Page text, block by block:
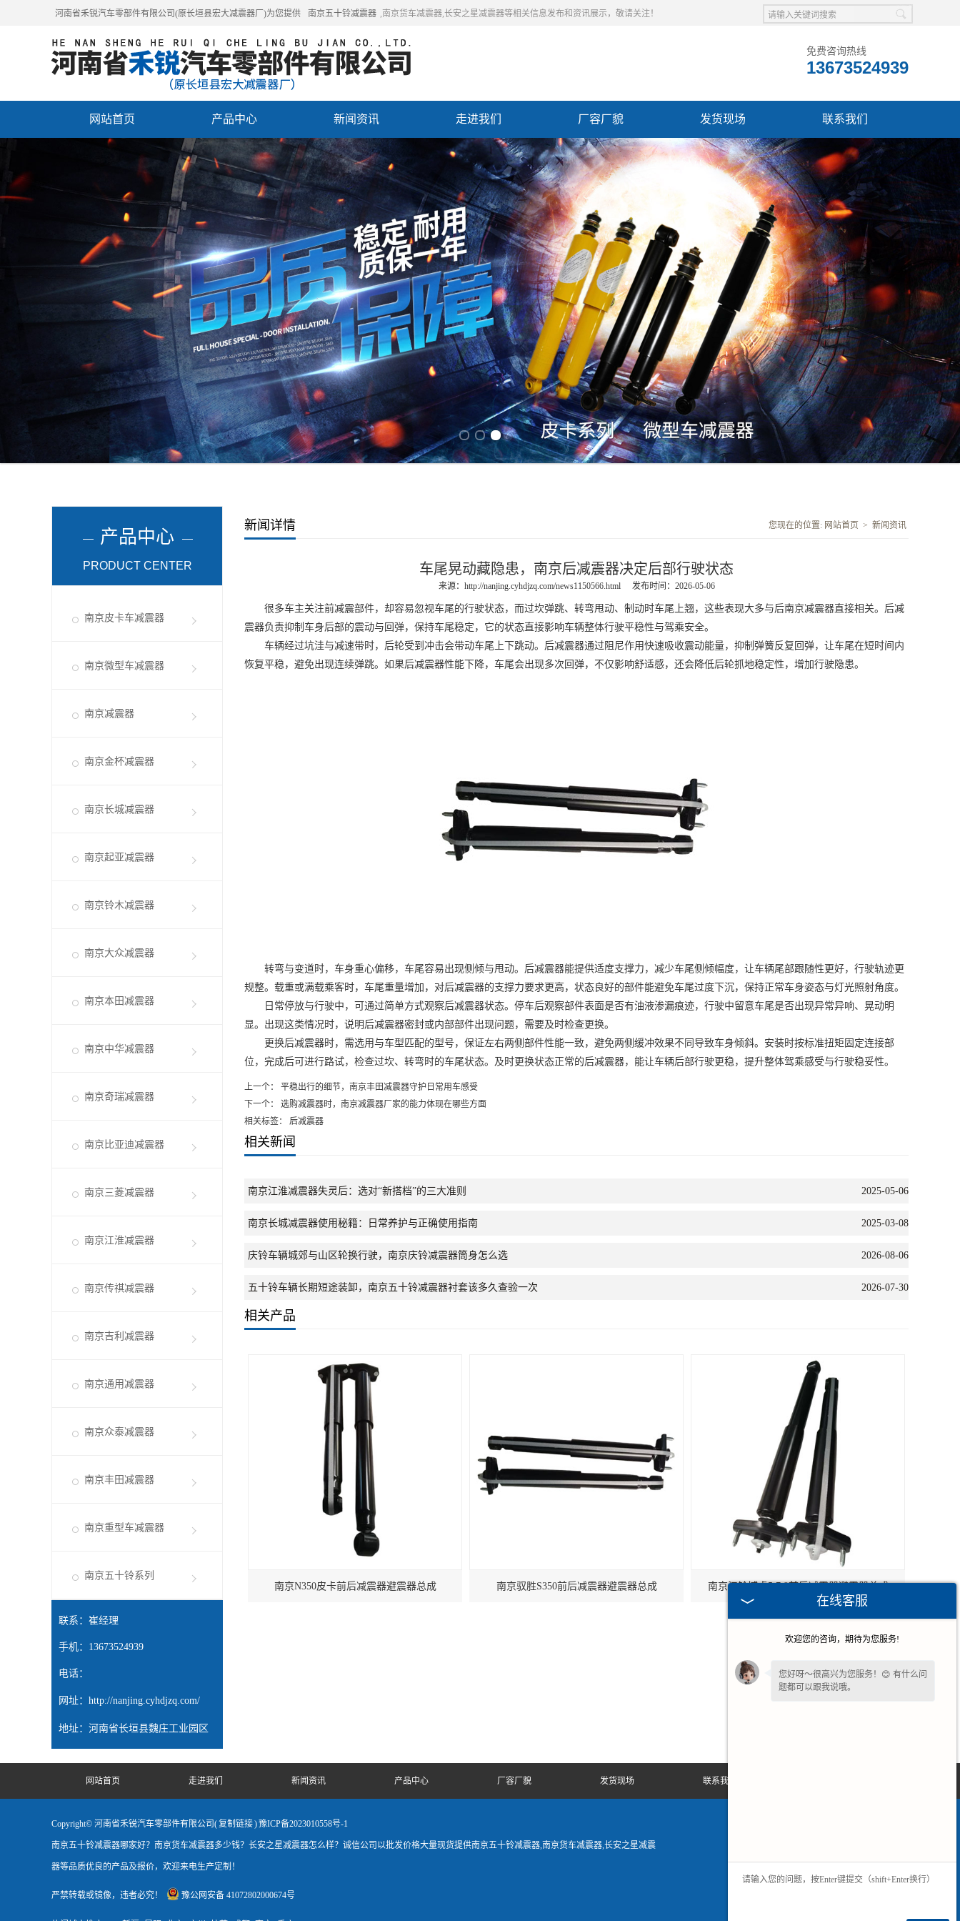
河南省禾锐汽车零部件有限公司(原长垣县宏大减震器厂)为您提供 南京五十铃减震器 ,南京货车减震器,长安之星减震器等相关信息发布和资讯展示，敬请关注！
免费咨询热线
13673524939
网站首页 产品中心 新闻资讯 走进我们 厂容厂貌 发货现场 联系我们
产品中心
PRODUCT CENTER
南京皮卡车减震器
南京微型车减震器
南京减震器
南京金杯减震器
南京长城减震器
南京起亚减震器
南京铃木减震器
南京大众减震器
南京本田减震器
南京中华减震器
南京奇瑞减震器
南京比亚迪减震器
南京三菱减震器
南京江淮减震器
南京传祺减震器
南京吉利减震器
南京通用减震器
南京众泰减震器
南京丰田减震器
南京重型车减震器
南京五十铃系列
联系：崔经理
手机：13673524939
电话：
网址： http://nanjing.cyhdjzq.com/
地址：河南省长垣县魏庄工业园区
新闻详情 您现在的位置: 网站首页 > 新闻资讯
车尾晃动藏隐患，南京后减震器决定后部行驶状态
来源： http://nanjing.cyhdjzq.com/news1150566.html 发布时间：2026-05-06
很多车主关注前减震部件，却容易忽视车尾的行驶状态，而过坎弹跳、转弯甩动、制动时车尾上翘，这些表现大多与后南京减震器直接相关。后减
震器负责抑制车身后部的震动与回弹，保持车尾稳定，它的状态直接影响车辆整体行驶平稳性与驾乘安全。
车辆经过坑洼与减速带时，后轮受到冲击会带动车尾上下跳动。后减震器通过阻尼作用快速吸收震动能量，抑制弹簧反复回弹，让车尾在短时间内
恢复平稳，避免出现连续弹跳。如果后减震器性能下降，车尾会出现多次回弹，不仅影响舒适感，还会降低后轮抓地稳定性，增加行驶隐患。
转弯与变道时，车身重心偏移，车尾容易出现侧倾与甩动。后减震器能提供适度支撑力，减少车尾侧倾幅度，让车辆尾部跟随性更好，行驶轨迹更
规整。载重或满载乘客时，车尾重量增加，对后减震器的支撑力要求更高，状态良好的部件能避免车尾过度下沉，保持正常车身姿态与灯光照射角度。
日常停放与行驶中，可通过简单方式观察后减震器状态。停车后观察部件表面是否有油液渗漏痕迹，行驶中留意车尾是否出现异常异响、晃动明
显。出现这类情况时，说明后减震器密封或内部部件出现问题，需要及时检查更换。
更换后减震器时，需选用与车型匹配的型号，保证左右两侧部件性能一致，避免两侧缓冲效果不同导致车身倾斜。安装时按标准扭矩固定连接部
位，完成后可进行路试，检查过坎、转弯时的车尾状态。及时更换状态正常的后减震器，能让车辆后部行驶更稳，提升整体驾乘感受与行驶稳妥性。
上一个：
平稳出行的细节，南京丰田减震器守护日常用车感受
下一个：
选购减震器时，南京减震器厂家的能力体现在哪些方面
相关标签： 后减震器
相关新闻
南京江淮减震器失灵后：选对“新搭档”的三大准则 2025-05-06
南京长城减震器使用秘籍：日常养护与正确使用指南 2025-03-08
庆铃车辆城郊与山区轮换行驶，南京庆铃减震器筒身怎么选 2026-08-06
五十铃车辆长期短途装卸，南京五十铃减震器衬套该多久查验一次 2026-07-30
相关产品
南京N350皮卡前后减震器避震器总成 南京驭胜S350前后减震器避震器总成 南京江铃域虎5 7 9前后减震器避震器总成
网站首页 走进我们 新闻资讯 产品中心 厂容厂貌 发货现场 联系我们
Copyright© 河南省禾锐汽车零部件有限公司(复制链接)豫ICP备2023010558号-1
南京五十铃减震器哪家好？南京货车减震器多少钱？长安之星减震器怎么样？诚信公司以批发价格大量现货提供南京五十铃减震器,南京货车减震器,长安之星减震
器等品质优良的产品及报价，欢迎来电生产定制！
严禁转载或镜像，违者必究！ 豫公网安备 41072802000674号
在线客服
欢迎您的咨询，期待为您服务!
您好呀～很高兴为您服务！😊 有什么问
题都可以跟我说哦。